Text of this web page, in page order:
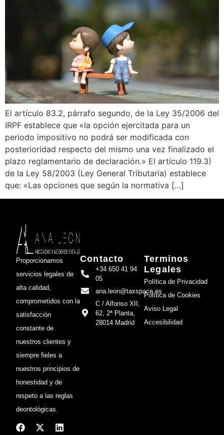
El artículo 83.2, párrafo segundo, de la Ley 35/2006 del
IRPF establece que «la opción ejercitada para un
periodo impositivo no podrá ser modificada con
posterioridad respecto del mismo una vez finalizado el
plazo reglamentario de declaración.» El artículo 119.3)
de la Ley 58/2003 (Ley General Tributaria) establece
que: «Las opciones que según la normativa […]
Proporcionamos
servicios legales de
alta calidad,
comprometidos con la
satisfacción
constante de
nuestros clientes y
siempre fieles a
nuestros principios de
honestidad y de
respeto a las reglas
deontológicas.
Contacto
+34 650 41 94
05
ana.leon@taxspace.es
C / Alfonso XII,
62, 2ª Planta,
28014 Madrid
Terminos
Legales
Política de Privacidad
Política de Cookies
Aviso Legal
Accesibilidad